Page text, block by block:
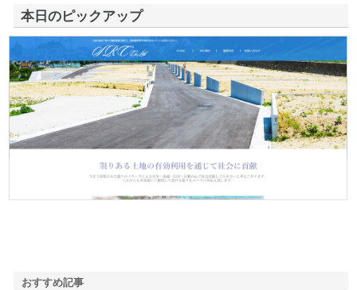
本日のピックアップ
株式会社ＳＲＣ
おすすめ記事